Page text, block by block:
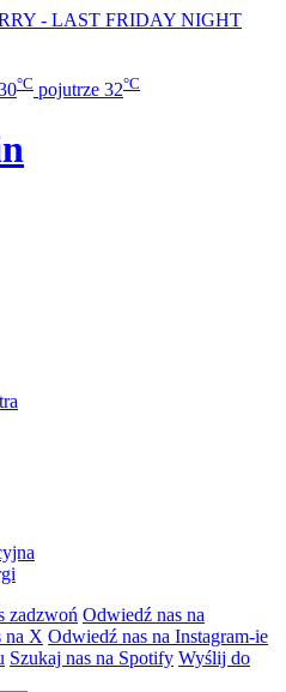
- LAST FRIDAY NIGHT
°C pojutrze 32°C
zadzwoń Odwiedź nas na
na X Odwiedź nas na Instagram-ie
Szukaj nas na Spotify Wyślij do